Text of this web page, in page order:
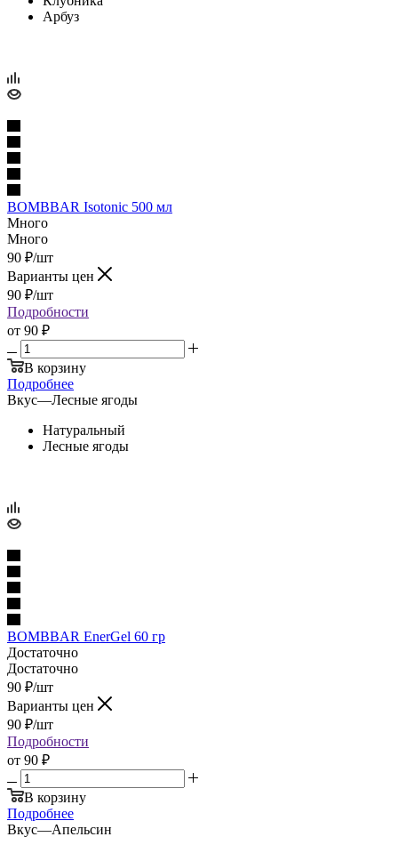
Арбуз
BOMBBAR Isotonic 500 мл
Много
Много
90 ₽/шт
Варианты цен
90 ₽/шт
Подробности
от 90 ₽
В корзину
Подробнее
Вкус—Лесные ягоды
Натуральный
Лесные ягоды
BOMBBAR EnerGel 60 гр
Достаточно
Достаточно
90 ₽/шт
Варианты цен
90 ₽/шт
Подробности
от 90 ₽
В корзину
Подробнее
Вкус—Апельсин